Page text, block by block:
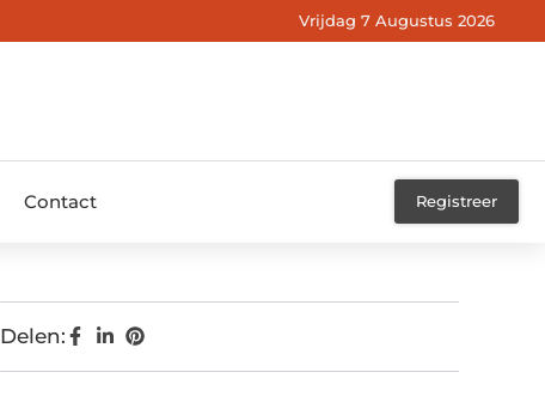
Vrijdag 7 Augustus 2026
Contact Registreer
Delen: